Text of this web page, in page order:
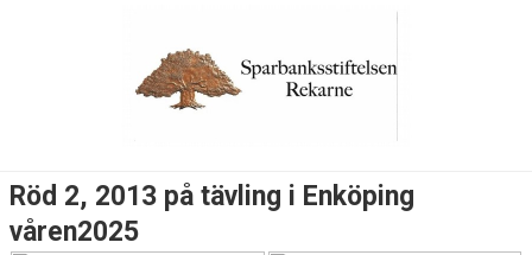
DOKUMENT
Röd 2, 2013 på tävling i Enköping
våren2025